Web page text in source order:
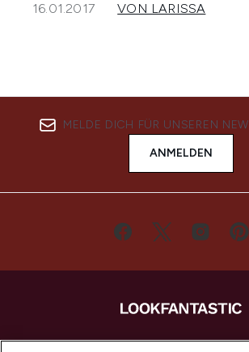
16.01.2017 VON LARISSA
MELDE DICH FÜR UNSEREN
ANMELDEN
LOOKFANTASTIC ist Europas